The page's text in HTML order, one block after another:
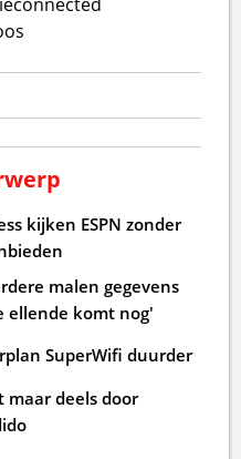
kijken ESPN zonder
malen gegevens
ellende komt nog'
SuperWifi duurder
maar deels door